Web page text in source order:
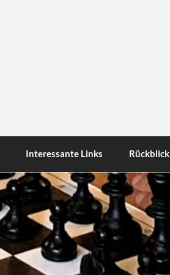
Interessante Links Rückblick